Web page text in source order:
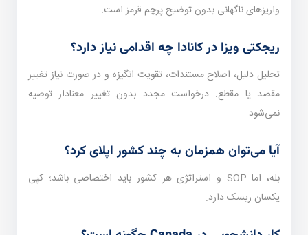
واریزهای ناگهانی بدون توضیح پرچم قرمز است.
ریجکتی ویزا در کانادا چه اقدامی نیاز دارد؟
تحلیل دلیل، اصلاح مستندات، تقویت انگیزه و در صورت نیاز تغییر
مقصد یا مقطع. درخواست مجدد بدون تغییر معنا‌دار توصیه
نمی‌شود.
آیا می‌توان همزمان به چند کشور اپلای کرد؟
بله، اما SOP و استراتژی هر کشور باید اختصاصی باشد؛ کپی
یکسان ریسک دارد.